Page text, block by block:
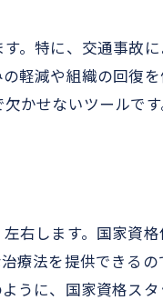
。特に、交通事故
軽減や組織の回復
かせないツールで
右します。国家資
療法を提供できる
うに、国家資格ス